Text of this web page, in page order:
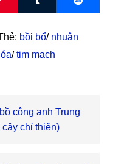
bồi bổ/ nhuận
/tim mạch
công anh Trung
chỉ thiên)